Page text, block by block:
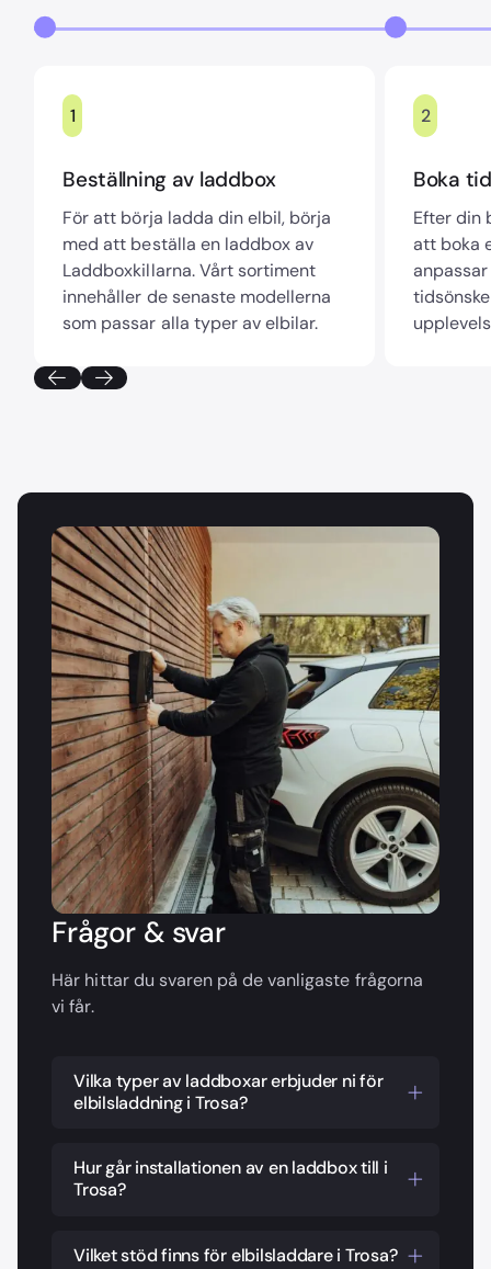
1
Beställning av laddbox
För att börja ladda din elbil, börja
med att beställa en laddbox av
Laddboxkillarna. Vårt sortiment
innehåller de senaste modellerna
som passar alla typer av elbilar.
2
Boka
Efter din
att boka
Frågor & svar
Här hittar du svaren på de vanligaste frågorna
vi får.
Vilka typer av laddboxar erbjuder ni för
elbilsladdning i Trosa?
anpassade för både privatpersoner och
företag i Trosa. Våra laddboxar inkluderar
enkel hantering via mobila appar, samt
Hur går installationen av en laddbox till i
Trosa?
inkluderar processen en initial
Vilket stöd finns för elbilsladdare i Trosa?